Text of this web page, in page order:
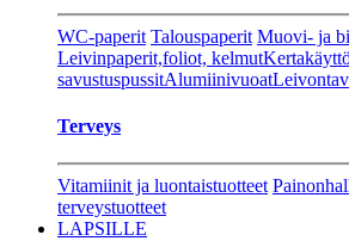
WC-paperit Talouspaperit Muovi- ja
Leivinpaperit,foliot, kelmut
savustuspussitAlumiinivuoat
Terveys
Vitamiinit ja luontaistuotteet
terveystuotteet
LAPSILLE